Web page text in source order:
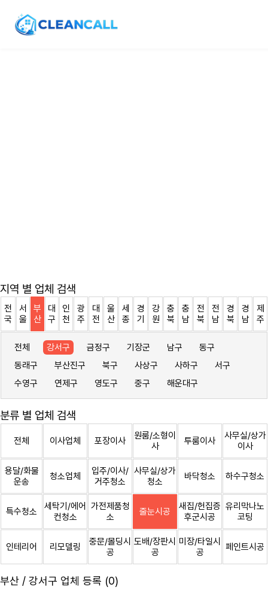
지역 별 업체 검색
전
국
서
울
부
산
대
구
인
천
광
주
대
전
울
산
세
종
경
기
강
원
충
북
충
남
전
북
전
남
경
북
경
남
제
주
전체 강서구 금정구 기장군 남구
동구
동래구
부산진구 북구 사상구 사하구
서구
수영구
연제구 영도구 중구 해운대구
분류 별 업체 검색
전체 이사업체 포장이사
원룸/소형이
사
투룸이사
사무실/상가
이사
용달/화물
운송
청소업체
입주/이사/
거주청소
사무실/상가
청소
바닥청소 하수구청소
특수청소
세탁기/에어
컨청소
가전제품청
소
줄눈시공
새집/헌집증
후군시공
유리막나노
코팅
인테리어 리모델링
중문/몰딩시
공
도배/장판시
공
미장/타일시
공
페인트시공
부산 / 강서구 업체 등록 (0)